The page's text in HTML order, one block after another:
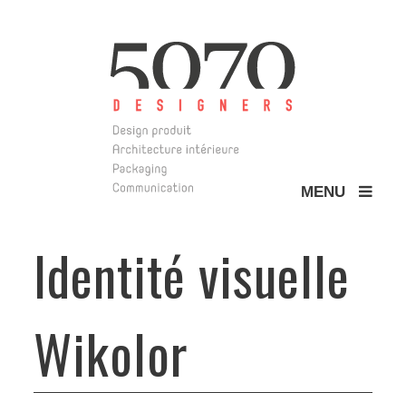
MENU
Identité visuelle
Wikolor